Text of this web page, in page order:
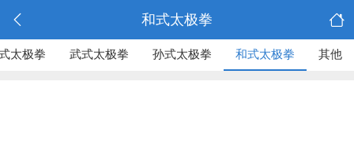
和式太极拳
太极拳 武式太极拳 孙式太极拳 和式太极拳 其他